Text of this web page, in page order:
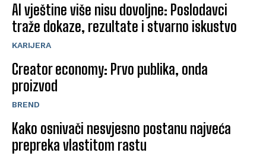
AI vještine više nisu dovoljne: Poslodavci
traže dokaze, rezultate i stvarno iskustvo
KARIJERA
Creator economy: Prvo publika, onda
proizvod
BREND
Kako osnivači nesvjesno postanu najveća
prepreka vlastitom rastu